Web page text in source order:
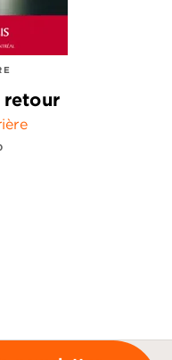
retour